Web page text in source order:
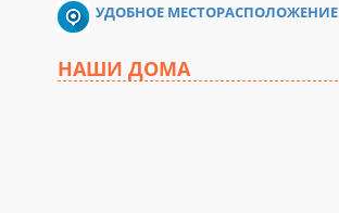
УДОБНОЕ МЕСТОРАСПОЛОЖЕНИЕ
НАШИ ДОМА